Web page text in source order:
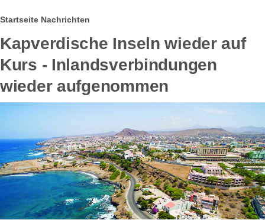
Pfadnavigation
Startseite Nachrichten
Kapverdische Inseln wieder auf
Kurs - Inlandsverbindungen
wieder aufgenommen